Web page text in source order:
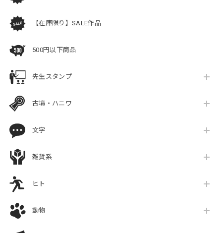
【在庫限り】SALE作品
500円以下商品
先生スタンプ
古墳・ハニワ
文字
雑貨系
ヒト
動物